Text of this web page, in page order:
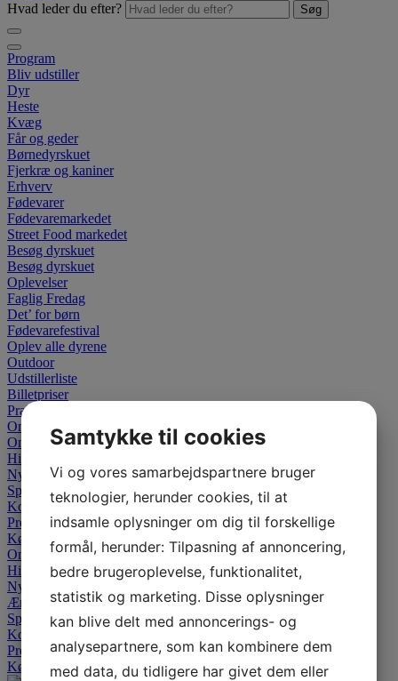
Hvad leder du efter?
Søg
Program
Bliv udstiller
Dyr
Heste
Kvæg
Får og geder
Børnedyrskuet
Fjerkræ og kaniner
Erhverv
Fødevarer
Fødevaremarkedet
Street Food markedet
Besøg dyrskuet
Besøg dyrskuet
Oplevelser
Faglig Fredag
Det’ for børn
Fødevarefestival
Oplev alle dyrene
Outdoor
Udstillerliste
Billetpriser
Praktisk information
Om dyrskuet
Om dyrskuet
Historien
Nyheder
Sponsor
Kontakt
Presse
Køb billet
Om dyrskuet
Historien
Nyheder
Ærespræmier
Sponsor
Kontakt
Presse
Køb billet
Samtykke til cookies
Vi og vores samarbejdspartnere bruger
teknologier, herunder cookies, til at
indsamle oplysninger om dig til forskellige
formål, herunder: Tilpasning af annoncering,
bedre brugeroplevelse, funktionalitet,
statistik og marketing. Disse oplysninger
kan blive delt med annoncerings- og
analysepartnere, som kan kombinere dem
med data, du tidligere har givet dem eller